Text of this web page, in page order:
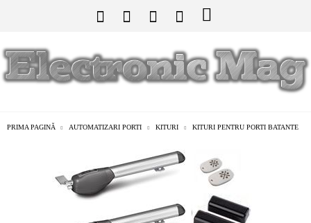
PRIMA PAGINĂ AUTOMATIZARI PORTI KITURI KITURI PENTRU PORTI BATANTE